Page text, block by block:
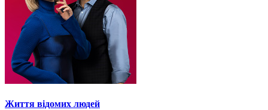
Життя відомих людей